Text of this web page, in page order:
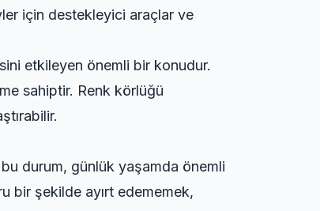
için destekleyici araçlar ve
etkileyen önemli bir konudur.
sahiptir. Renk körlüğü
durum, günlük yaşamda önemli
bir şekilde ayırt edememek,